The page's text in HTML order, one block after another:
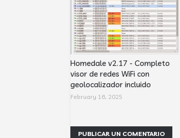
Homedale v2.17 - Completo
visor de redes WiFi con
geolocalizador incluido
February 16, 2025
PUBLICAR UN COMENTARIO